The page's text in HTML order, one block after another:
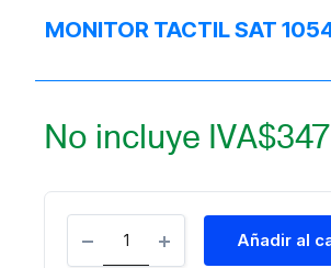
MONITOR TACTIL SAT
$
No incluye IVA
Añadir al